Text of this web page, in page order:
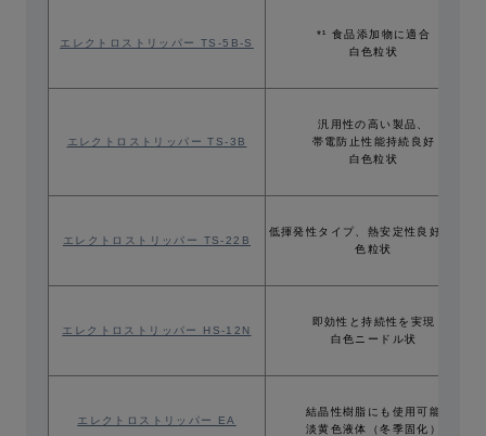
エレクトロストリッパー TS-5B-S
*¹ 食品添加物に適合
白色粒状
エレクトロストリッパー TS-3B
汎用性の高い製品、
帯電防止性能持続良好
白色粒状
エレクトロストリッパー TS-22B
低揮発性タイプ、熱安定性良好 淡黄
色粒状
エレクトロストリッパー HS-12N
即効性と持続性を実現
白色ニードル状
エレクトロストリッパー EA
結晶性樹脂にも使用可能
淡黄色液体（冬季固化）